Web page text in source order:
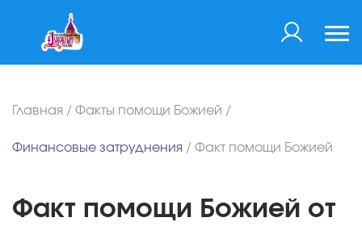
Главная / Факты помощи Божией /
Финансовые затруднения / Факт помощи Божией
Факт помощи Божией от